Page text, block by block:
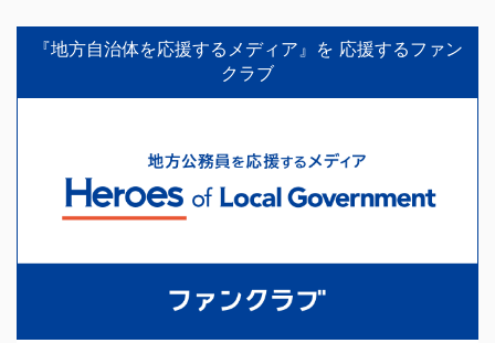
『地方自治体を応援するメディア』を 応援するファン
クラブ